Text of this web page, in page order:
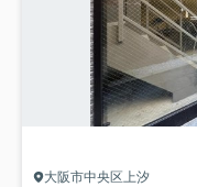
大阪市中央区上汐